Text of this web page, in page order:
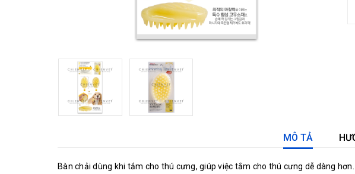
MÔ TẢ
Bàn chải dùng khi tắm cho thú cưng, giúp việc tắm cho thú cưng dễ dàng hơn.